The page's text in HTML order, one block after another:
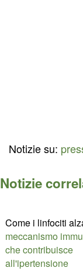
Notizie su:
Notizie
Come i linfociti
meccanismo
che contribuisce
all'ipertensione